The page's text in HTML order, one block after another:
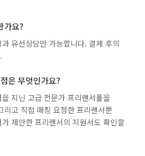
가요?
유선상담만 가능합니다. 결제 후의
은 무엇인가요?
지닌 고급 전문가 프리랜서풀을
리고 직접 매칭 요청한 프리랜서뿐
제안한 프리랜서의 지원서도 확인할